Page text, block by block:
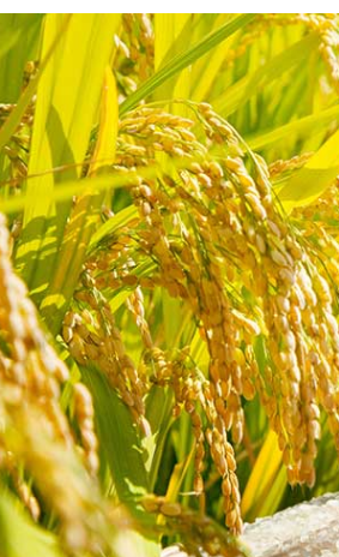
2026年一粒万倍日と天赦日
一粒万倍日以外の主な吉日と
六曜とは？一粒万倍日とあわ
2026年の吉日カレンダー
一粒万倍日におすすめ！金運